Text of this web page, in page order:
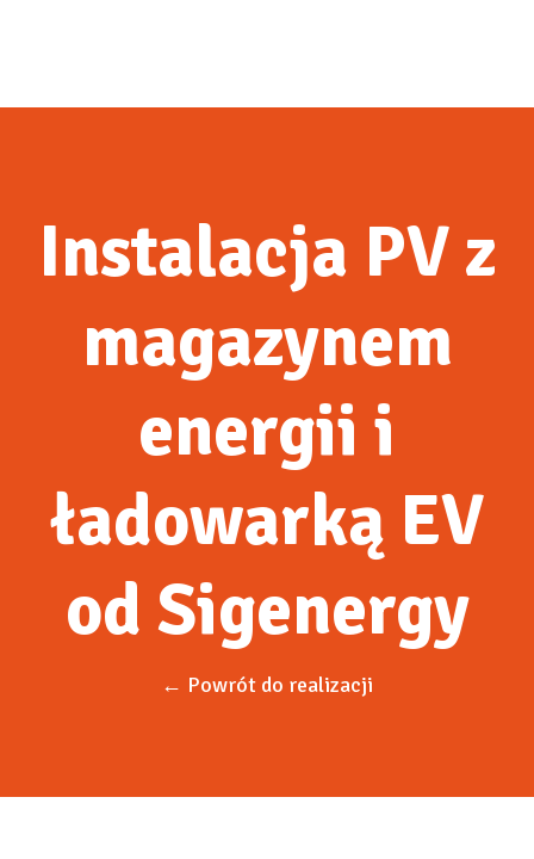
Instalacja PV z
magazynem
energii i
ładowarką EV
od Sigenergy
← Powrót do realizacji